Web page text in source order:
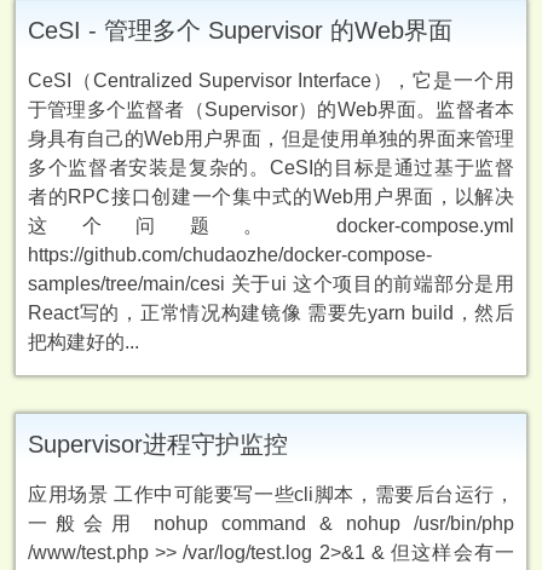
CeSI - 管理多个 Supervisor 的Web界面
CeSI（Centralized Supervisor Interface），它是一个用
于管理多个监督者（Supervisor）的Web界面。监督者本
身具有自己的Web用户界面，但是使用单独的界面来管理
多个监督者安装是复杂的。CeSI的目标是通过基于监督
者的RPC接口创建一个集中式的Web用户界面，以解决
这个问题。 docker-compose.yml
https://github.com/chudaozhe/docker-compose-
samples/tree/main/cesi 关于ui 这个项目的前端部分是用
React写的，正常情况构建镜像 需要先yarn build，然后
把构建好的...
Supervisor进程守护监控
应用场景 工作中可能要写一些cli脚本，需要后台运行，
一般会用 nohup command & nohup /usr/bin/php
/www/test.php >> /var/log/test.log 2>&1 & 但这样会有一